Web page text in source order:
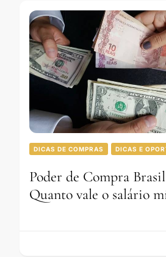
DICAS DE COMPRAS DICAS E
Poder de Compra
Quanto vale o salário